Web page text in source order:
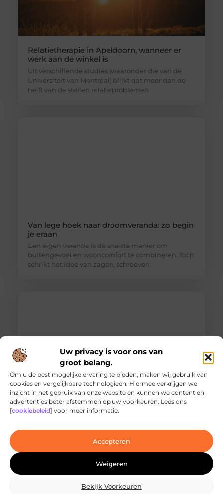
Uw privacy is voor ons van
groot belang.
Om u de best mogelijke ervaring te bieden, maken wij gebruik van
cookies en vergelijkbare technologieën. Hiermee verkrijgen we
inzicht in het gebruik van onze website en kunnen we content en
advertenties beter afstemmen op uw voorkeuren. Lees ons
[cookiebeleid] voor meer informatie.
Accepteren
Weigeren
Bekijk Voorkeuren
Relatietherapie in Apeldoorn, wanneer er
werk aan de winkel is
Uit verschillende studies (waaronder die van de
Universiteit van Montréal) blijkt dat meer dan de
helft van de stellen relatieproblemen
Van lege hoek naar droomveranda: zo begin
je eraan
Een eigen veranda is de snelste manier om
buitengevoel en wooncomfort te combineren. Toch
schrikt het idee van zagen, schroeven
Ontdek de innovatieve behandelingen in
jouw stad
laserbehandelingen in Den Haag? Dan ben je hier